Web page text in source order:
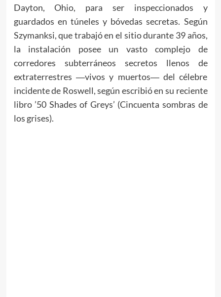
Dayton, Ohio, para ser inspeccionados y
guardados en túneles y bóvedas secretas. Según
Szymanksi, que trabajó en el sitio durante 39 años,
la instalación posee un vasto complejo de
corredores subterráneos secretos llenos de
extraterrestres ―vivos y muertos― del célebre
incidente de Roswell, según escribió en su reciente
libro ’50 Shades of Greys’ (Cincuenta sombras de
los grises).